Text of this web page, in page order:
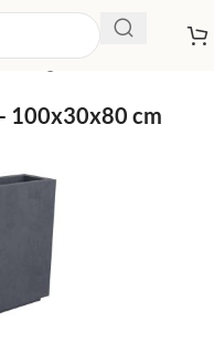
ogrodowe
100x30x80 cm